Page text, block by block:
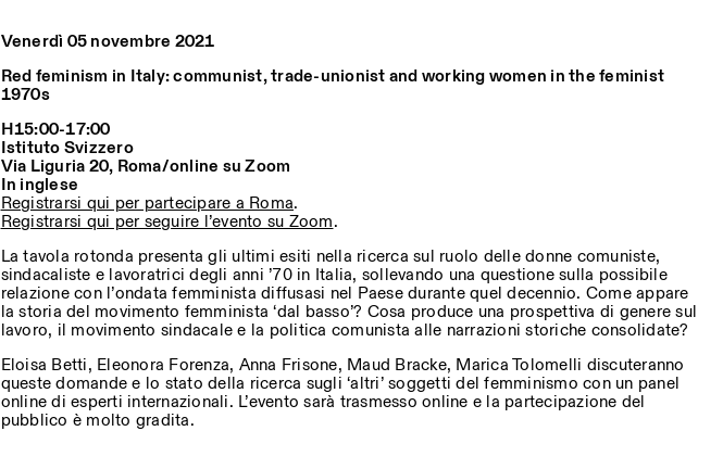
Venerdì 05 novembre 2021
Red feminism in Italy: communist, trade-unionist and working women in the feminist
1970s
H15:00-17:00
Istituto Svizzero
Via Liguria 20, Roma/online su Zoom
In inglese
Registrarsi qui per partecipare a Roma.
Registrarsi qui per seguire l’evento su Zoom.
La tavola rotonda presenta gli ultimi esiti nella ricerca sul ruolo delle donne comuniste,
sindacaliste e lavoratrici degli anni ’70 in Italia, sollevando una questione sulla possibile
relazione con l’ondata femminista diffusasi nel Paese durante quel decennio. Come appare
la storia del movimento femminista ‘dal basso’? Cosa produce una prospettiva di genere sul
lavoro, il movimento sindacale e la politica comunista alle narrazioni storiche consolidate?
Eloisa Betti, Eleonora Forenza, Anna Frisone, Maud Bracke, Marica Tolomelli discuteranno
queste domande e lo stato della ricerca sugli ‘altri’ soggetti del femminismo con un panel
online di esperti internazionali. L’evento sarà trasmesso online e la partecipazione del
pubblico è molto gradita.